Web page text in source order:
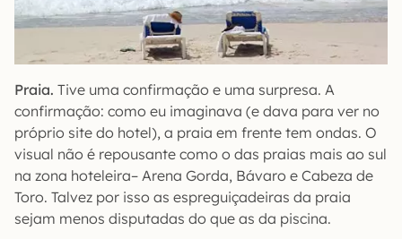
Praia. Tive uma confirmação e uma surpresa. A
confirmação: como eu imaginava (e dava para ver no
próprio site do hotel), a praia em frente tem ondas. O
visual não é repousante como o das praias mais ao sul
na zona hoteleira– Arena Gorda, Bávaro e Cabeza de
Toro. Talvez por isso as espreguiçadeiras da praia
sejam menos disputadas do que as da piscina.